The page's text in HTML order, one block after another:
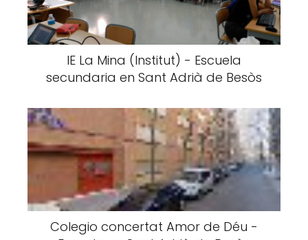
IE La Mina (Institut) - Escuela
secundaria en Sant Adrià de Besòs
Colegio concertat Amor de Déu -